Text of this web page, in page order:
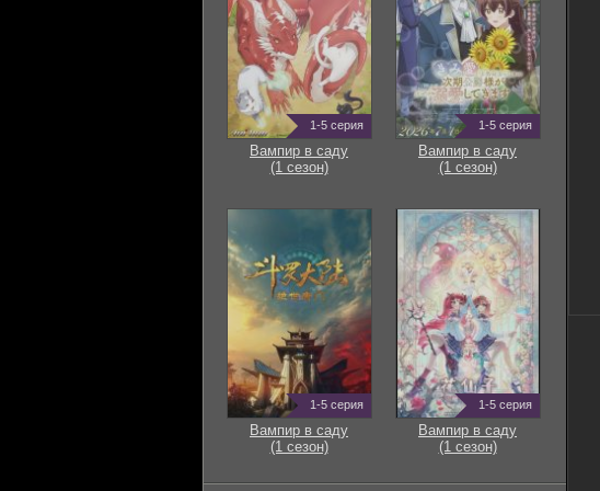
1-5 серия
Вампир в саду
(1 сезон)
1-5 серия
Вампир в саду
(1 сезон)
1-5 серия
Вампир в саду
(1 сезон)
1-5 серия
Вампир в саду
(1 сезон)